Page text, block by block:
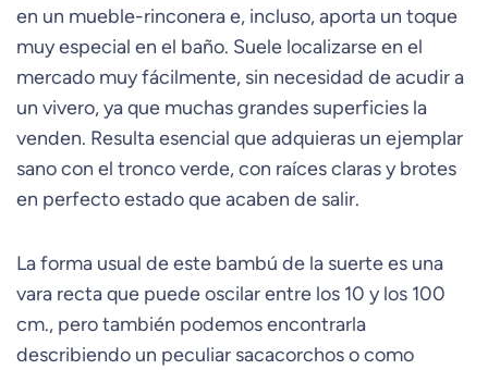
en un mueble-rinconera e, incluso, aporta un toque
muy especial en el baño. Suele localizarse en el
mercado muy fácilmente, sin necesidad de acudir a
un vivero, ya que muchas grandes superficies la
venden. Resulta esencial que adquieras un ejemplar
sano con el tronco verde, con raíces claras y brotes
en perfecto estado que acaben de salir.
La forma usual de este bambú de la suerte es una
vara recta que puede oscilar entre los 10 y los 100
cm., pero también podemos encontrarla
describiendo un peculiar sacacorchos o como